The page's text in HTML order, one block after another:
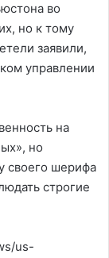
во
но к тому
заявили,
управлении
на
но
своего шерифа
строгие
us-